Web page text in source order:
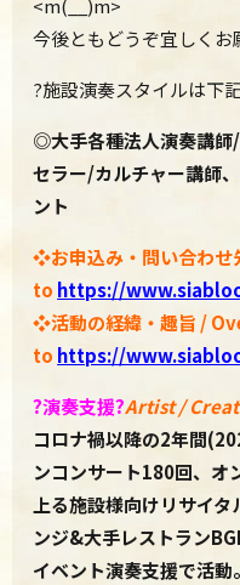
<m(__)m>
今後ともどうぞ宜しくお
?施設演奏スタイルは下
◎大手各種法人演奏講師/
セラー/カルチャー講師
ント
❖お申込み・問い合わせ
to https://
❖活動の経緯・趣旨 /
to https://
?演奏支援?Artist /
コロナ禍以降の2年間
ンコンサート180回、オ
上る施設様向けリサイ
ンジ&大手レストラン
イベント演奏支援で活